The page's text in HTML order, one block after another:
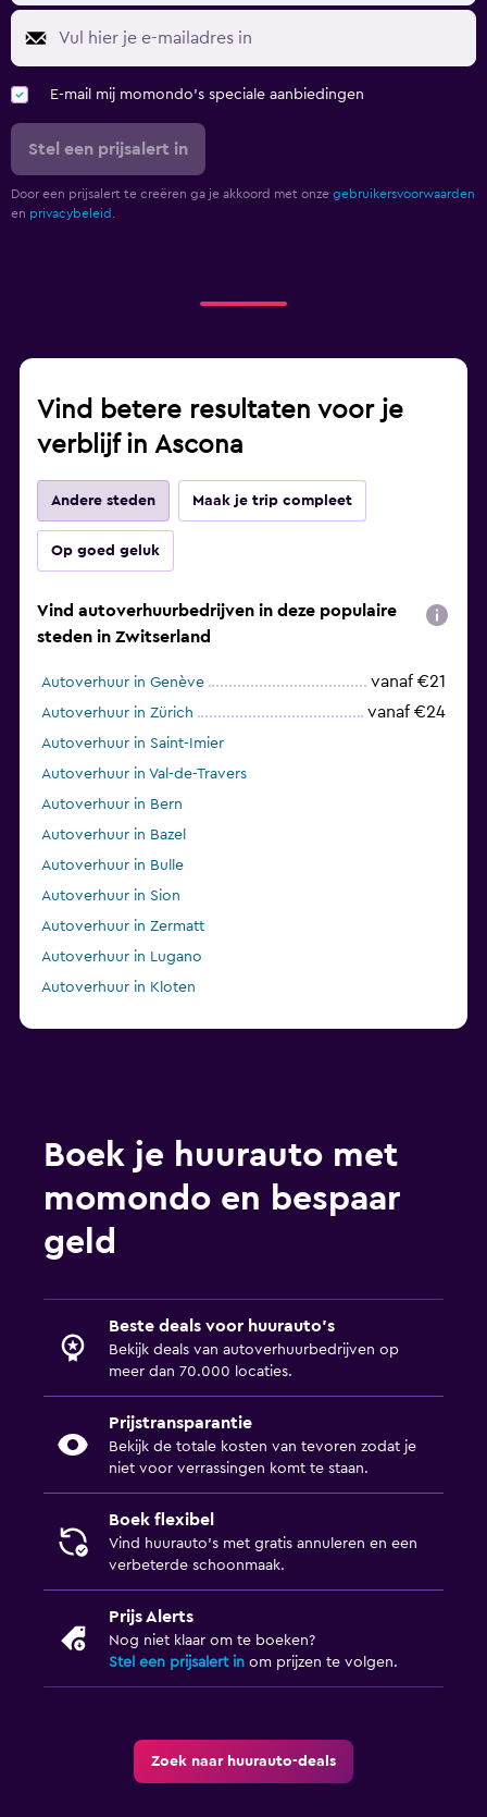
E-mail mij momondo's speciale aanbiedingen
Stel een prijsalert in
Door een prijsalert te creëren ga je akkoord met onze gebruikersvoorwaarden
en privacybeleid.
Vind betere resultaten voor je
verblijf in Ascona
Andere steden Maak je trip compleet
Op goed geluk
Vind autoverhuurbedrijven in deze populaire
steden in Zwitserland
Autoverhuur in Genève vanaf €21
Autoverhuur in Zürich vanaf €24
Autoverhuur in Saint-Imier
Autoverhuur in Val-de-Travers
Autoverhuur in Bern
Autoverhuur in Bazel
Autoverhuur in Bulle
Autoverhuur in Sion
Autoverhuur in Zermatt
Autoverhuur in Lugano
Autoverhuur in Kloten
Boek je huurauto met
momondo en bespaar
geld
Beste deals voor huurauto's
Bekijk deals van autoverhuurbedrijven op
meer dan 70.000 locaties.
Prijstransparantie
Bekijk de totale kosten van tevoren zodat je
niet voor verrassingen komt te staan.
Boek flexibel
Vind huurauto's met gratis annuleren en een
verbeterde schoonmaak.
Prijs Alerts
Nog niet klaar om te boeken?
Stel een prijsalert in om prijzen te volgen.
Zoek naar huurauto-deals